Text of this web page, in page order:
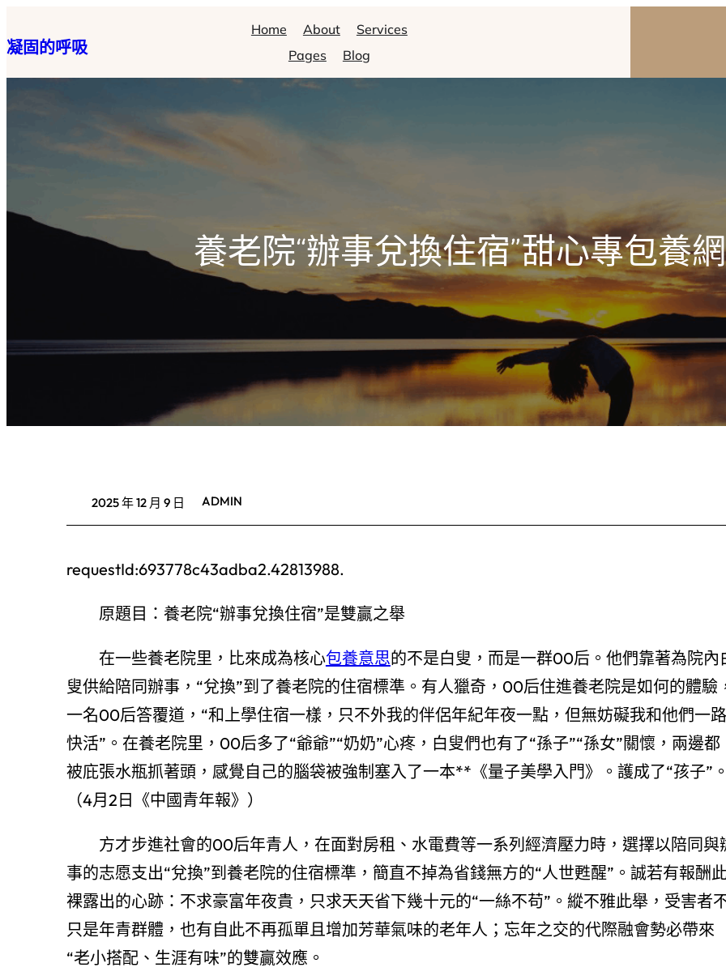
至
主
凝固的呼吸
Home About
Services
Pages
Blog
養老院“辦事兌換住宿”甜心專包養
2025 年 12 月 9 日 ADMIN
requestId:693778c43adba2.42813988.
原題目：養老院“辦事兌換住宿”是雙贏之舉
在一些養老院里，比來成為核心包養意思的不是白叟，而是一群00后。他們靠著為院內
叟供給陪同辦事，“兌換”到了養老院的住宿標準。有人獵奇，00后住進養老院是如何的體驗
一名00后答覆道，“和上學住宿一樣，只不外我的伴侶年紀年夜一點，但無妨礙我和他們一路
快活”。在養老院里，00后多了“爺爺”“奶奶”心疼，白叟們也有了“孫子”“孫女”關懷，兩邊都
被庇張水瓶抓著頭，感覺自己的腦袋被強制塞入了一本**《量子美學入門》。護成了“孩子”。
（4月2日《中國青年報》）
方才步進社會的00后年青人，在面對房租、水電費等一系列經濟壓力時，選擇以陪同與
事的志愿支出“兌換”到養老院的住宿標準，簡直不掉為省錢無方的“人世甦醒”。誠若有報酬
裸露出的心跡：不求豪富年夜貴，只求天天省下幾十元的“一絲不苟”。縱不雅此舉，受害者
只是年青群體，也有自此不再孤單且增加芳華氣味的老年人；忘年之交的代際融會勢必帶來
“老小搭配、生涯有味”的雙贏效應。